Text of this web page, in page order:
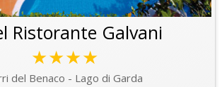
Ristorante Galvani
★★★★
del Benaco - Lago di Garda